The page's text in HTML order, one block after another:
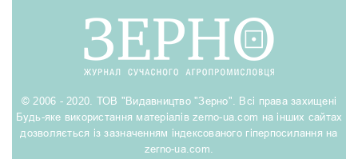
© 2006 - 2020. ТОВ "Видавництво "Зерно". Всі права захищені
Будь-яке використання матеріалів zerno-ua.com на інших сайтах
дозволяється із зазначенням індексованого гіперпосилання на
zerno-ua.com.